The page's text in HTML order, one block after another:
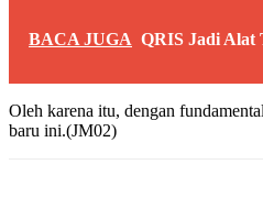
BACA JUGA QRIS Jadi Alat
Oleh karena itu, dengan
baru ini.(JM02)